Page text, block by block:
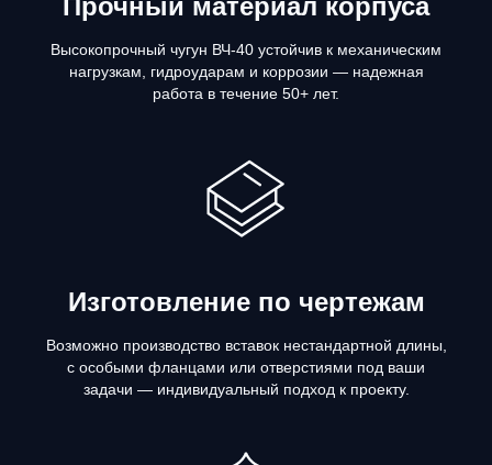
Высокопрочный чугун ВЧ-40 устойчив к механическим
нагрузкам, гидроударам и коррозии — надежная
работа в течение 50+ лет.
Изготовление по чертежам
Возможно производство вставок нестандартной длины,
с особыми фланцами или отверстиями под ваши
задачи — индивидуальный подход к проекту.